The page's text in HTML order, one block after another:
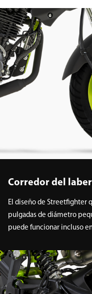
atractiva carrocería de
miradas envidiosas. La
motocicleta más
grande. La súper
kilómetro tras kilómetro.
.
Corredor del
El diseño de Streetfighter
pulgadas de diámetro
puede funcionar incluso